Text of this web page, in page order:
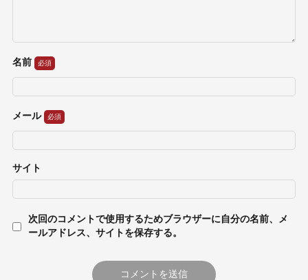
名前
メール
サイト
次回のコメントで使用するためブラウザーに自分の名前、メ
ールアドレス、サイトを保存する。